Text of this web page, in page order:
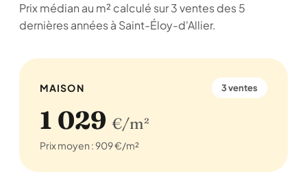
Prix médian au m² calculé sur 3 ventes des 5
dernières années à Saint-Éloy-d'Allier.
MAISON 3 ventes
1 029 €/m²
Prix moyen : 909 €/m²